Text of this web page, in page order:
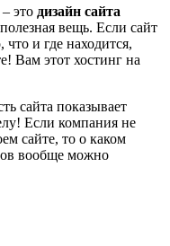
это дизайн сайта
вещь. Если сайт
и где находится,
Вам этот хостинг на
сайта показывает
Если компания не
сайте, то о каком
вообще можно